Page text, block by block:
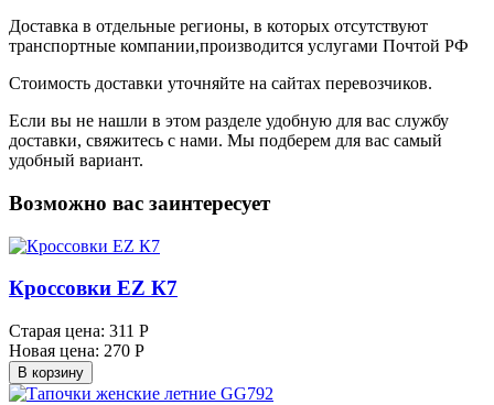
Доставка в отдельные регионы, в которых отсутствуют
транспортные компании,производится услугами Почтой РФ
Стоимость доставки уточняйте на сайтах перевозчиков.
Если вы не нашли в этом разделе удобную для вас службу
доставки, свяжитесь с нами. Мы подберем для вас самый
удобный вариант.
Возможно вас заинтересует
Кроссовки EZ К7
Старая цена: 311 Р
Новая цена: 270 Р
В корзину